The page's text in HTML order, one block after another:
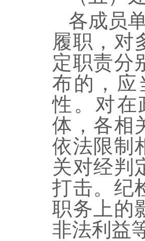
各成员
履职，对
定职责分
布的，应
性。对在
体，各相
依法限制
关对经判
打击。纪
职务上的
非法利益